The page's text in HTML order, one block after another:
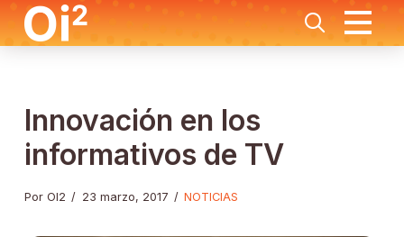
Innovación en los
informativos de TV
Por OI2 / 23 marzo, 2017 / NOTICIAS